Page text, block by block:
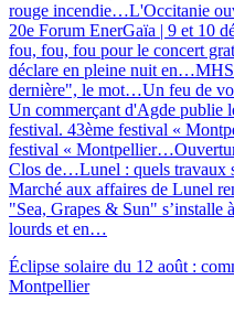
rouge incendie…L'Occitanie
20e Forum EnerGaïa | 9 et 10
fou, fou, fou pour le concert
déclare en pleine nuit en…
dernière", le mot…Un feu de
Un commerçant d'Agde publie
festival. 43ème festival «
festival « Montpellier…
Clos de…Lunel : quels travaux
Marché aux affaires de Lunel
"Sea, Grapes & Sun" s’installe
lourds et en…
Éclipse solaire du 12 août :
Montpellier